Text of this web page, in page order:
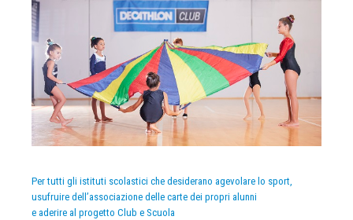
Per tutti gli istituti scolastici che desiderano agevolare lo sport,
usufruire dell’associazione delle carte dei propri alunni
e aderire al progetto Club e Scuola